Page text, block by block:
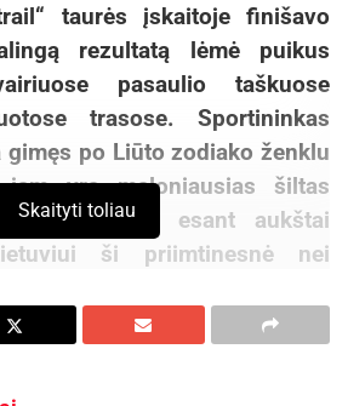
taurės įskaitoje finišavo
rezultatą lėmė puikus
pasaulio taškuose
trasose. Sportininkas
gimęs po Liūto zodiako ženklu
yra maloniausias šiltas
lengviausia esant aukštai
ši priimtinesnė nei
orams.
Skaityti toliau